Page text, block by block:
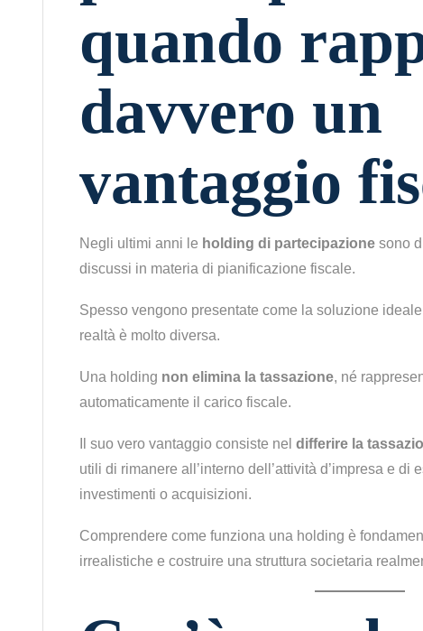
quando
davvero un
vantaggio
Negli ultimi anni le holding di partecipazione sono
discussi in materia di pianificazione fiscale.
Spesso vengono presentate come la soluzione
realtà è molto diversa.
Una holding non elimina la tassazione, né
automaticamente il carico fiscale.
Il suo vero vantaggio consiste nel differire la
utili di rimanere all’interno dell’attività d’impresa e di
investimenti o acquisizioni.
Comprendere come funziona una holding è
irrealistiche e costruire una struttura societaria